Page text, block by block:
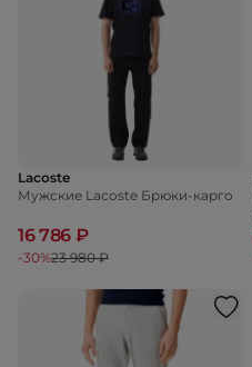
Lacoste
Мужские Lacoste Брюки-карго
16 786 ₽
-30%23 980 ₽